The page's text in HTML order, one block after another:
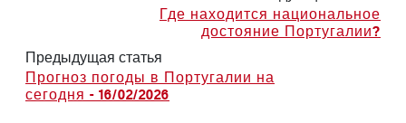
Где находится национальное
достояние Португалии?
Предыдущая статья
Прогноз погоды в Португалии на
сегодня - 16/02/2026